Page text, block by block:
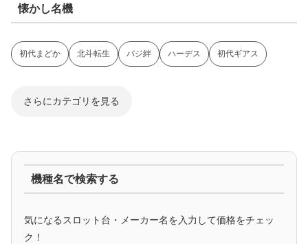
懐かし名機
初代まどか 北斗転生 バジ絆 ハーデス 初代ギアス
さらにカテゴリを見る
マイジャグ ファンキー アイム ゴージャグ ハッピー
アニメタイアップ
機種名で検索する
気になるスロット台・メーカー名を入力して価格をチェッ
ク！